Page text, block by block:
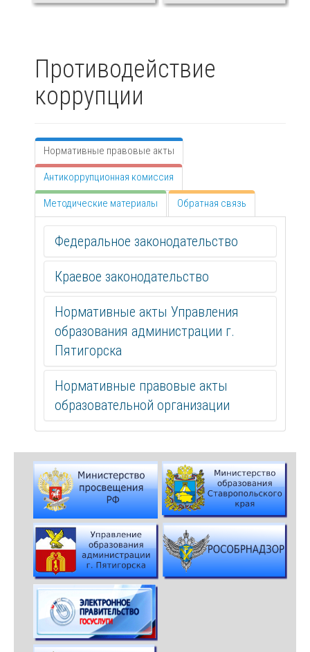
Противодействие
коррупции
Нормативные правовые акты
Антикоррупционная комиссия
Методические материалы Обратная связь
Федеральное законодательство
Краевое законодательство
Нормативные акты Управления
образования администрации г.
Пятигорска
Нормативные правовые акты
образовательной организации